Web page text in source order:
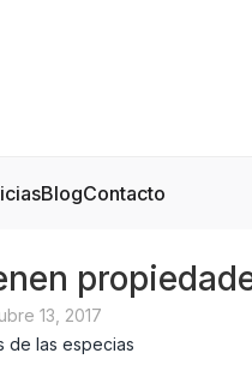
BlogContacto
13, 2017